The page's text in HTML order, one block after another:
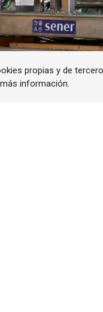
propias y de
información.